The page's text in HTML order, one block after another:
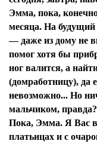
Эмма, пока,
месяца. На
— даже из дому не
помог хотя бы
ног валится, а
(домработницу), да
невозможно... Но
мальчиком, правда?
Пока, Эмма. Я Вас
платьицах и с